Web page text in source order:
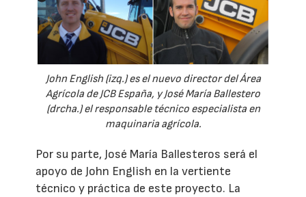
John English (izq.) es el nuevo director del Área
Agrícola de JCB España, y José María Ballestero
(drcha.) el responsable técnico especialista en
maquinaria agrícola.
Por su parte, José María Ballesteros será el
apoyo de John English en la vertiente
técnico y práctica de este proyecto. La